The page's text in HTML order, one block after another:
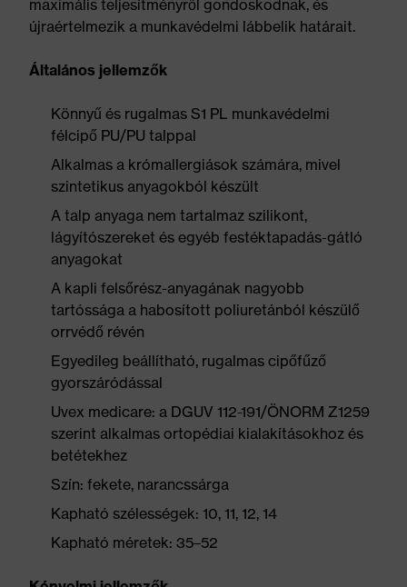
maximális teljesítményről gondoskodnak, és
újraértelmezik a munkavédelmi lábbelik határait.
Általános jellemzők
Könnyű és rugalmas S1 PL munkavédelmi
félcipő PU/PU talppal
Alkalmas a krómallergiások számára, mivel
szintetikus anyagokból készült
A talp anyaga nem tartalmaz szilikont,
lágyítószereket és egyéb festéktapadás-gátló
anyagokat
A kapli felsőrész-anyagának nagyobb
tartóssága a habosított poliuretánból készülő
orrvédő révén
Egyedileg beállítható, rugalmas cipőfűző
gyorszáródással
Uvex medicare: a DGUV 112-191/ÖNORM Z1259
szerint alkalmas ortopédiai kialakításokhoz és
betétekhez
Szín: fekete, narancssárga
Kapható szélességek: 10, 11, 12, 14
Kapható méretek: 35–52